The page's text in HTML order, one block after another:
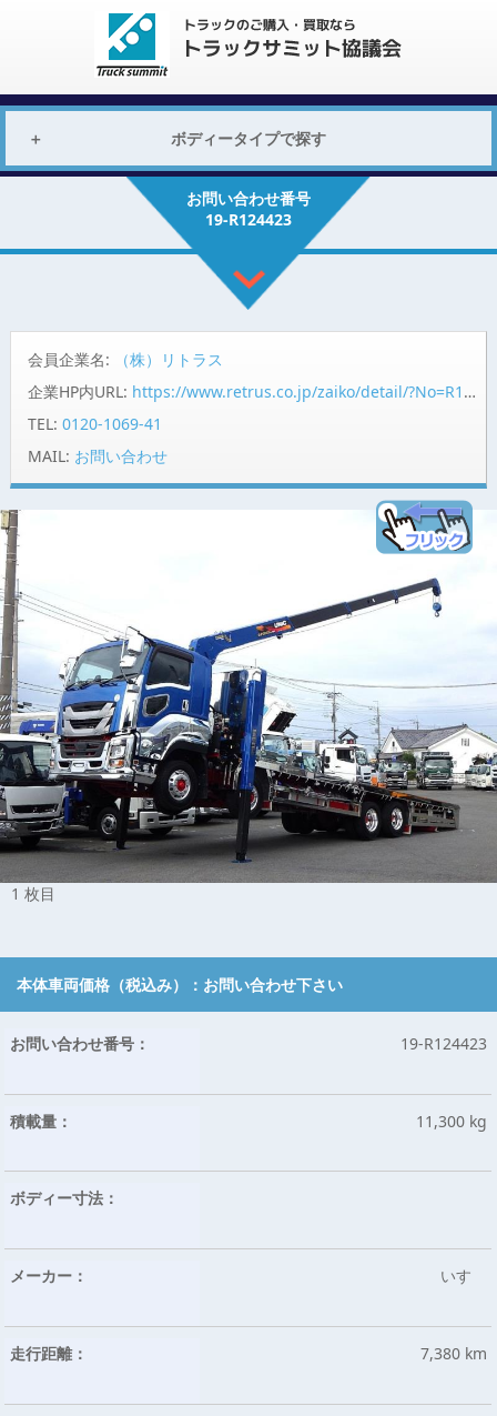
ボディータイプで探す
お問い合わせ番号
19-R124423
会員企業名:
（株）リトラス
企業HP内URL: https://www.retrus.co.jp/zaiko/detail/?No=R124423
TEL: 0120-1069-41
MAIL: お問い合わせ
1 枚目
本体車両価格（税込み）： お問い合わせ下さい
お問い合わせ番号： 19-R124423
積載量： 11,300 kg
ボディー寸法：
メーカー： いすゞ
走行距離： 7,380 km